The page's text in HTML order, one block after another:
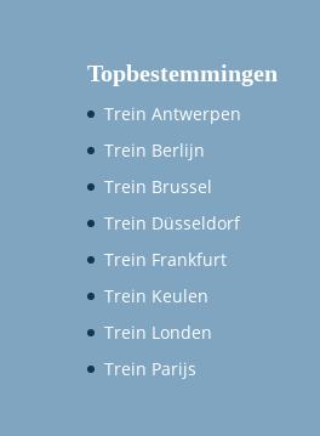
Topbestemmingen
Trein Antwerpen
Trein Berlijn
Trein Brussel
Trein Düsseldorf
Trein Frankfurt
Trein Keulen
Trein Londen
Trein Parijs